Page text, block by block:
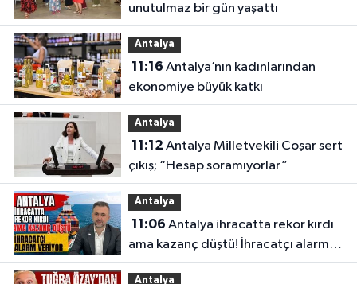
unutulmaz bir gün yaşattı
Antalya
11:16
ekonomiye büyük katkı
Antalya
11:12
çıkış; “Hesap soramıyorlar”
Antalya
11:06
ama kazanç düştü! İhracatçı alarm
veriyor
Antalya